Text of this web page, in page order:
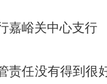
嘉峪关中心支行
任没有得到很